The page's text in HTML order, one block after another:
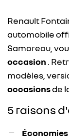
Renault
automobile
Samoreau,
occasion .
modèles,
occasionsde
5 raisons